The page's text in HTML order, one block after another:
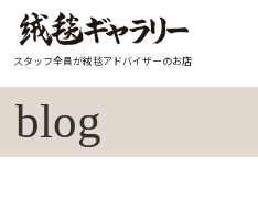
スタッフ全員が絨毯アドバイザーのお店
blog